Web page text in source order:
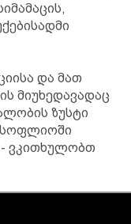
და მათ
მიუხედავადაც
ზუსტი
- ვკითხულობთ